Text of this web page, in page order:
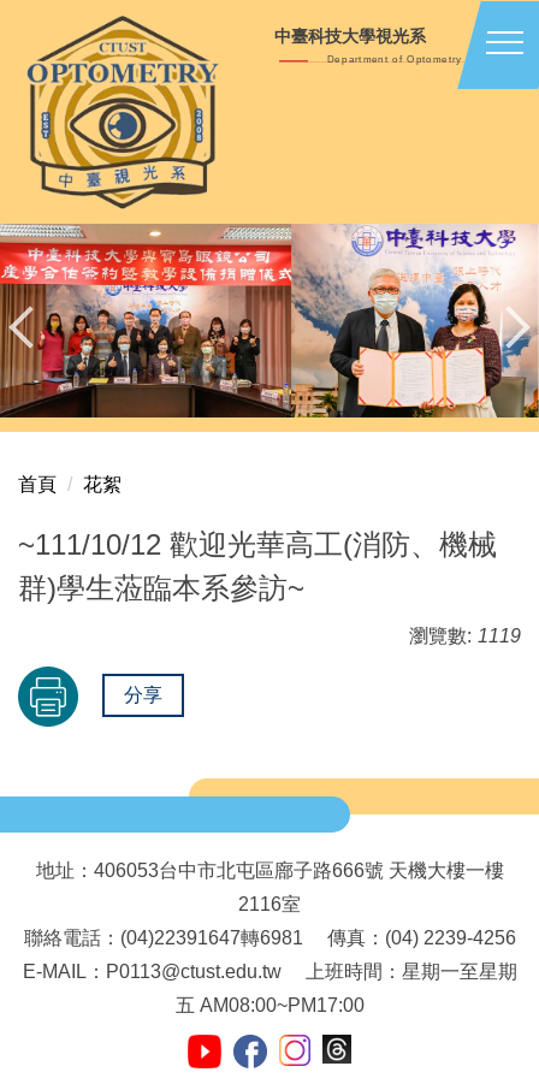
主
中臺科技大學視光系
Department of Optometry
首頁 花絮
~111/10/12 歡迎光華高工(消防、機械
群)學生蒞臨本系參訪~
瀏覽數: 1119
分享
地址：406053台中市北屯區廍子路666號 天機大樓一樓
2116室
聯絡電話：(04)22391647轉6981 傳真：(04) 2239-4256
E-MAIL：P0113@ctust.edu.tw 上班時間：星期一至星期
五 AM08:00~PM17:00